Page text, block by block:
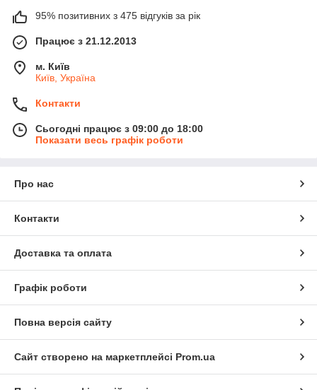
95% позитивних з 475 відгуків за рік
Працює з 21.12.2013
м. Київ
Київ, Україна
Контакти
Сьогодні працює з 09:00 до 18:00
Показати весь графік роботи
Про нас
Контакти
Доставка та оплата
Графік роботи
Повна версія сайту
Сайт створено на маркетплейсі Prom.ua